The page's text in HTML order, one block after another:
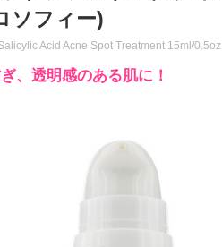
ソフィー)
Acid Acne Spot Treatment 15ml/0.5oz
、透明感のある肌に！